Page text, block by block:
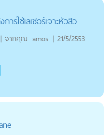
ารใช้เลเซอร์เจาะหัวสิว
| จากคุณ amos | 21/5/2553